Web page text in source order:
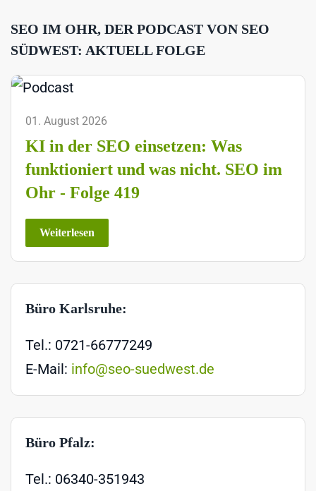
SEO IM OHR, DER PODCAST VON SEO
SÜDWEST: AKTUELL FOLGE
01. August 2026
KI in der SEO einsetzen: Was
funktioniert und was nicht. SEO im
Ohr - Folge 419
Weiterlesen
Büro Karlsruhe:
Tel.: 0721-66777249
E-Mail: info@seo-suedwest.de
Büro Pfalz:
Tel.: 06340-351943